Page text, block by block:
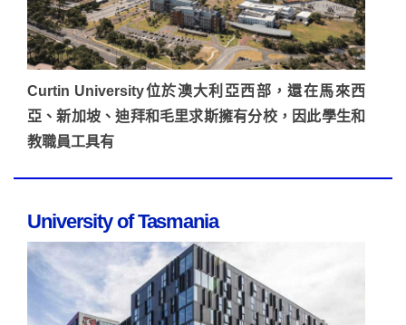
Curtin University位於澳大利亞西部，還在馬來西
亞、新加坡、迪拜和毛里求斯擁有分校，因此學生和
教職員工具有
University of Tasmania